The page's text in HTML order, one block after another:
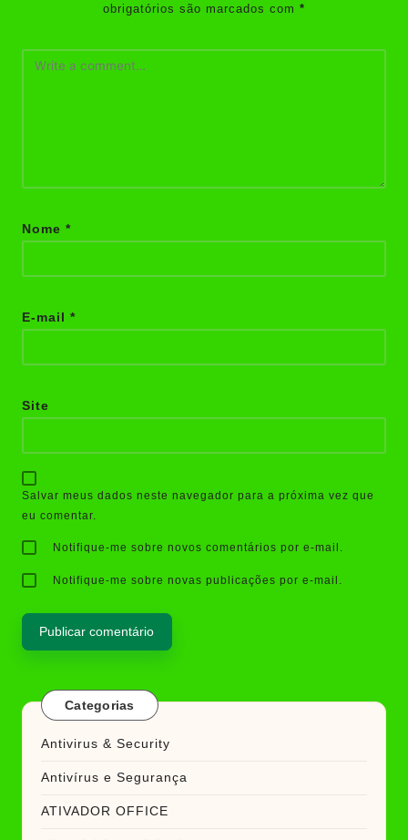
obrigatórios são marcados com *
Nome *
E-mail *
Site
Salvar meus dados neste navegador para a próxima vez que
eu comentar.
Notifique-me sobre novos comentários por e-mail.
Notifique-me sobre novas publicações por e-mail.
Categorias
Antivirus & Security
Antivírus e Segurança
ATIVADOR OFFICE